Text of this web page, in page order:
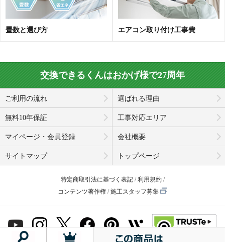
畳数と選び方 エアコン取り付け工事費
交換できるくんはおかげ様で27周年
ご利用の流れ 選ばれる理由
無料10年保証 工事対応エリア
マイページ・会員登録 会社概要
サイトマップ トップページ
特定商取引法に基づく表記
利用規約
コンテンツ著作権
施工スタッフ募集